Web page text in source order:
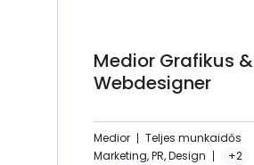
Medior Grafikus &
Webdesigner
Medior
Teljes munkaidős
Marketing, PR, Design
+2